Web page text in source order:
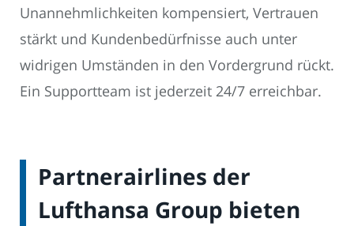
Unannehmlichkeiten kompensiert, Vertrauen
stärkt und Kundenbedürfnisse auch unter
widrigen Umständen in den Vordergrund rückt.
Ein Supportteam ist jederzeit 24/7 erreichbar.
Partnerairlines der
Lufthansa Group bieten